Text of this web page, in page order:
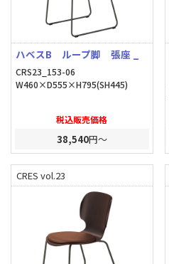
ハベスB ループ脚 張座 _
CRS23_153-06
W460×D555×H795(SH445)
税込販売価格
38,540円～
CRES vol.23